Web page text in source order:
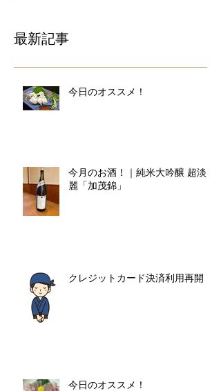
最新記事
今日のオススメ！
今月のお酒！｜純米大吟醸 超淡
麗「加茂錦」
クレジットカード決済利用再開
今日のオススメ！